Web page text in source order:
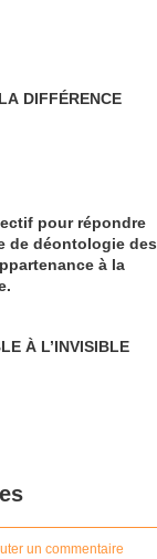
DIFFÉRENCE
pour répondre
de déontologie des
à la
À L’INVISIBLE
un commentaire